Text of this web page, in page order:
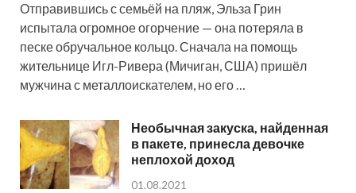
Отправившись с семьёй на пляж, Эльза Грин
испытала огромное огорчение — она потеряла в
песке обручальное кольцо. Сначала на помощь
жительнице Игл-Ривера (Мичиган, США) пришёл
мужчина с металлоискателем, но его …
Необычная закуска, найденная
в пакете, принесла девочке
неплохой доход
01.08.2021